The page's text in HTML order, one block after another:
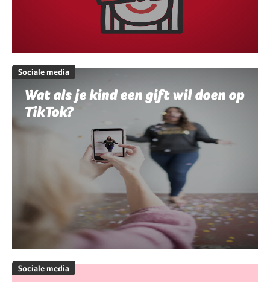
Sociale media
Wat als je kind een gift wil doen op
TikTok?
Sociale media